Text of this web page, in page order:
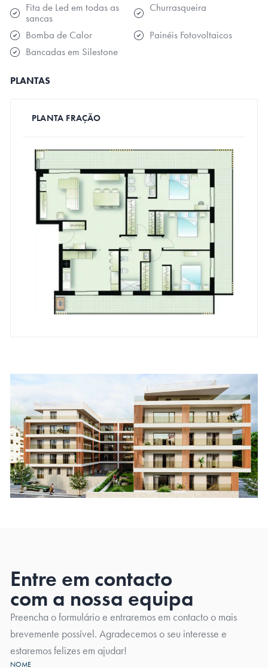
Fita de Led em todas as
sancas
Churrasqueira
Bomba de Calor
Painéis Fotovoltaicos
Bancadas em Silestone
PLANTAS
PLANTA FRAÇÃO
Entre em contacto
com a nossa equipa
Preencha o formulário e entraremos em contacto o mais
brevemente possível. Agradecemos o seu interesse e
estaremos felizes em ajudar!
NOME